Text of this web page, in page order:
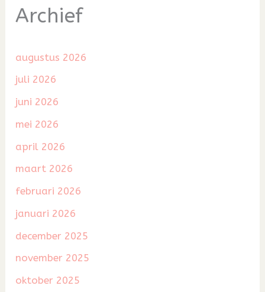
Archief
augustus 2026
juli 2026
juni 2026
mei 2026
april 2026
maart 2026
februari 2026
januari 2026
december 2025
november 2025
oktober 2025